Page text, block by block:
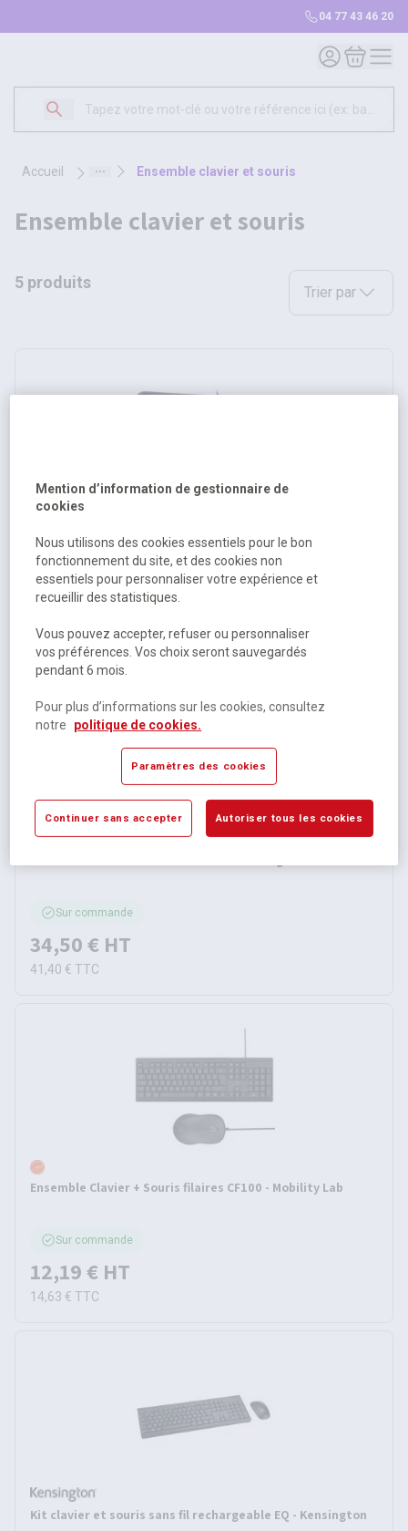
04 77 43 46 20
Mon compte
Mon
accueil ensemble clavier et souris
ensemble clavier et souris
5 produits
Trier par
Sur commande
31,80 € TTC
Sur commande
34,50 € HT
41,40 € TTC
Ensemble Clavier + Souris filaires CF100 - Mobility Lab
Sur commande
12,19 € HT
14,63 € TTC
Kit clavier et souris sans fil rechargeable EQ - Kensington
Mention d’information de gestionnaire de
cookies
Nous utilisons des cookies essentiels pour le bon
fonctionnement du site, et des cookies non
essentiels pour personnaliser votre expérience et
recueillir des statistiques.
Vous pouvez accepter, refuser ou personnaliser
vos préférences. Vos choix seront sauvegardés
pendant 6 mois.
Pour plus d’informations sur les cookies, consultez
notre
politique de cookies.
Paramètres des cookies
Continuer sans accepter Autoriser tous les cookies